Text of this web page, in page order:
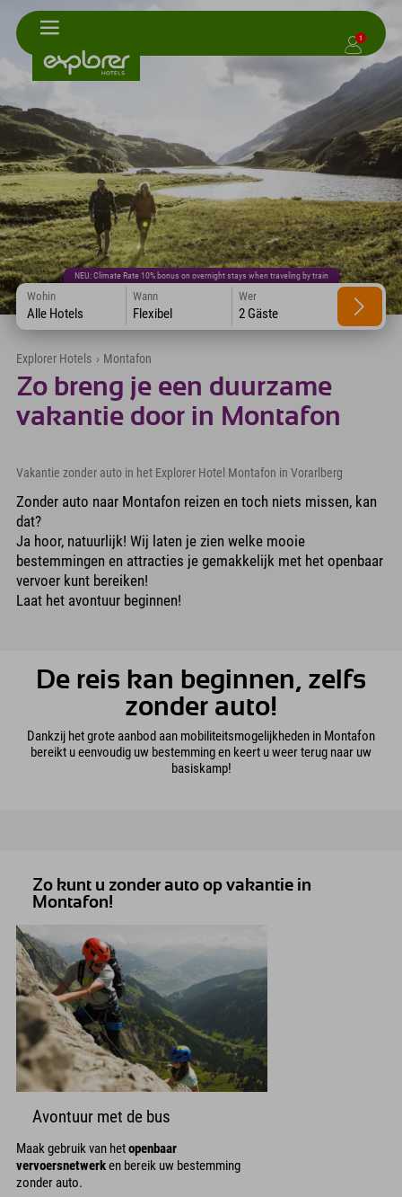
1
NEU: Climate Rate 10% bonus on overnight stays when traveling by train
Wohin
Alle Hotels
Wann
Flexibel
Wer
2 Gäste
Explorer Hotels › Montafon
Zo breng je een duurzame
vakantie door in Montafon
Vakantie zonder auto in het Explorer Hotel Montafon in Vorarlberg
Zonder auto naar Montafon reizen en toch niets missen, kan
dat?
Ja hoor, natuurlijk! Wij laten je zien welke mooie
bestemmingen en attracties je gemakkelijk met het openbaar
vervoer kunt bereiken!
Laat het avontuur beginnen!
De reis kan beginnen, zelfs
zonder auto!
Dankzij het grote aanbod aan mobiliteitsmogelijkheden in Montafon
bereikt u eenvoudig uw bestemming en keert u weer terug naar uw
basiskamp!
Zo kunt u zonder auto op vakantie in
Montafon!
Avontuur met de bus
Maak gebruik van hetopenbaar
vervoersnetwerken bereik uw bestemming
zonder auto.